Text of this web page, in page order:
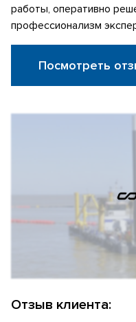
работы, оперативно
профессионализм
Посмотреть
Отзыв клиента: